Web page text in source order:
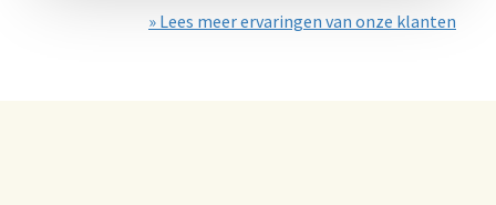
» Lees meer ervaringen van onze klanten